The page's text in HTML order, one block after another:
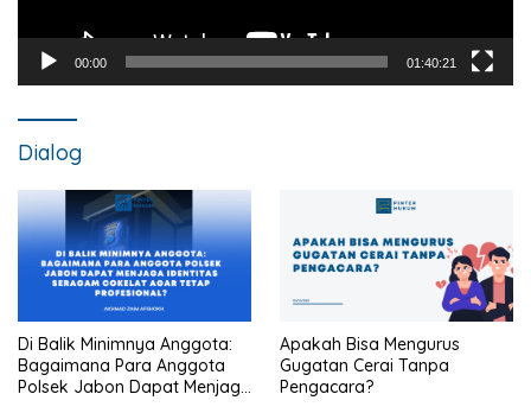
00:00 01:40:21
Dialog
Di Balik Minimnya Anggota:
Bagaimana Para Anggota
Polsek Jabon Dapat Menjaga
Apakah Bisa Mengurus
Gugatan Cerai Tanpa
Pengacara?